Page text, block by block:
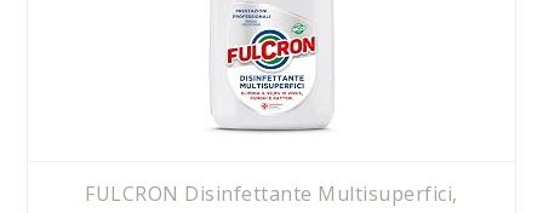
FULCRON Disinfettante Multisuperfici,